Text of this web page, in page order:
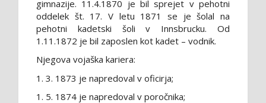
gimnazije. 11.4.1870 je bil sprejet v pehotni
oddelek št. 17. V letu 1871 se je šolal na
pehotni kadetski šoli v Innsbrucku. Od
1.11.1872 je bil zaposlen kot kadet – vodnik.
Njegova vojaška kariera:
1. 3. 1873 je napredoval v oficirja;
1. 5. 1874 je napredoval v poročnika;